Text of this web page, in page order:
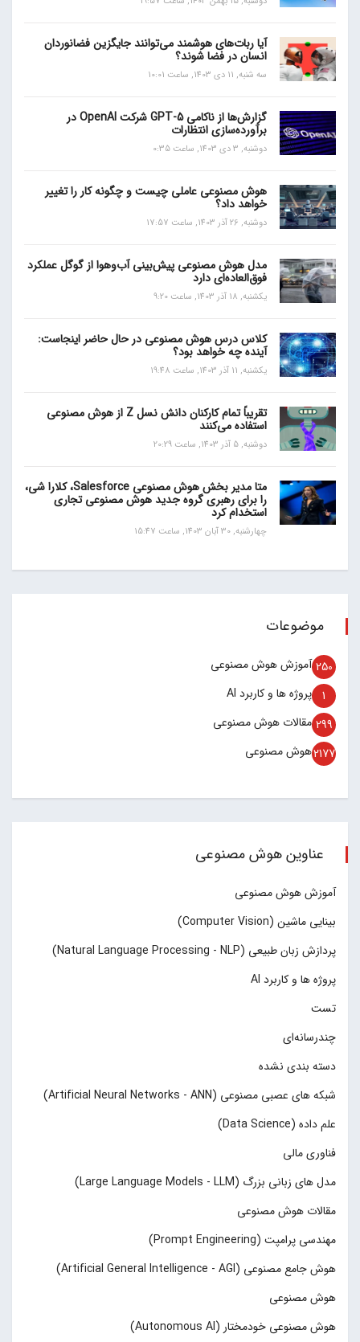
آیا ربات‌های هوشمند می‌توانند جایگزین فضانوردان
انسان در فضا شوند؟
سه شنبه, 11 دی 1403, ساعت 10:01
گزارش‌ها از ناکامی GPT-5 شرکت OpenAI در
برآورده‌سازی انتظارات
دوشنبه, 3 دی 1403, ساعت 0:35
هوش مصنوعی عاملی چیست و چگونه کار را تغییر
خواهد داد؟
دوشنبه, 26 آذر 1403, ساعت 17:57
مدل هوش مصنوعی پیش‌بینی آب‌و‌هوا از گوگل عملکرد
فوق‌العاده‌ای دارد
یکشنبه, 18 آذر 1403, ساعت 9:20
کلاس درس هوش مصنوعی در حال حاضر اینجاست:
آینده چه خواهد بود؟
یکشنبه, 11 آذر 1403, ساعت 19:48
تقریباً تمام کارکنان دانش نسل Z از هوش مصنوعی
استفاده می‌کنند
دوشنبه, 5 آذر 1403, ساعت 20:29
متا مدیر بخش هوش مصنوعی Salesforce، کلارا شی،
را برای رهبری گروه جدید هوش مصنوعی تجاری
استخدام کرد
چهارشنبه, 30 آبان 1403, ساعت 15:47
موضوعات
آموزش هوش مصنوعی 250
پروژه ها و کاربرد AI 1
مقالات هوش مصنوعی 299
هوش مصنوعی2177
عناوین هوش مصنوعی
آموزش هوش مصنوعی
بینایی ماشین (Computer Vision)
پردازش زبان طبیعی (Natural Language Processing - NLP)
پروژه ها و کاربرد AI
تست
چند‌‌رسانه‌ای
دسته بندی نشده
شبکه های عصبی مصنوعی (Artificial Neural Networks - ANN)
علم داده (Data Science)
فناوری مالی
مدل های زبانی بزرگ (Large Language Models - LLM)
مقالات هوش مصنوعی
مهندسی پرامپت (Prompt Engineering)
هوش جامع مصنوعی (Artificial General Intelligence - AGI)
هوش مصنوعی
هوش مصنوعی خودمختار (Autonomous AI)